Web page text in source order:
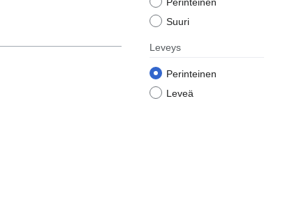
Suuri
Leveys
Perinteinen
Leveä